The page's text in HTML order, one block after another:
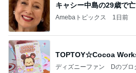
キャシー中島の29歳で
Amebaトピックス 1日前
TOPTOY☆Cocoa
ディズニーファン Dのブロ